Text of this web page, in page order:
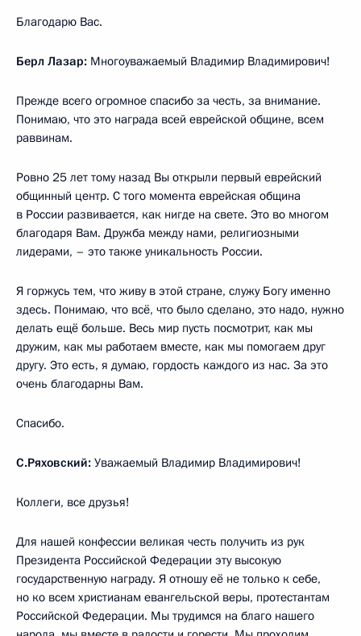
Благодарю Вас.
Берл Лазар: Многоуважаемый Владимир Владимирович!
Прежде всего огромное спасибо за честь, за внимание.
Понимаю, что это награда всей еврейской общине, всем
раввинам.
Ровно 25 лет тому назад Вы открыли первый еврейский
общинный центр. С того момента еврейская община
в России развивается, как нигде на свете. Это во многом
благодаря Вам. Дружба между нами, религиозными
лидерами, – это также уникальность России.
Я горжусь тем, что живу в этой стране, служу Богу именно
здесь. Понимаю, что всё, что было сделано, это надо, нужно
делать ещё больше. Весь мир пусть посмотрит, как мы
дружим, как мы работаем вместе, как мы помогаем друг
другу. Это есть, я думаю, гордость каждого из нас. За это
очень благодарны Вам.
Спасибо.
С.Ряховский: Уважаемый Владимир Владимирович!
Коллеги, все друзья!
Для нашей конфессии великая честь получить из рук
Президента Российской Федерации эту высокую
государственную награду. Я отношу её не только к себе,
но ко всем христианам евангельской веры, протестантам
Российской Федерации. Мы трудимся на благо нашего